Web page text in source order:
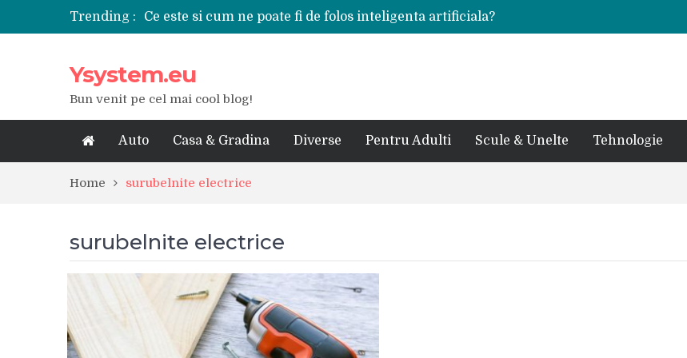
Trending :
Ce este si cum ne poate fi de folos inteligenta artificiala?
Tipuri de polizoare de care este nevoie intr-un atelier
De ce poate fi riscant consumul de bauturi alcoolice?
Ce marca auto sa aleg dintre Mercedes, Audi si BMW?
Merita sa aleg un gard din fier forjat pentru curtea casei?
Cele mai bune smartphone-uri lansate in anul 2024
Modul in care a evoluat tehnologia in ultimul secol
iPhone 16Pro Max sau Samsung Galaxy S24 Ultra?
Ysystem.eu
Bun venit pe cel mai cool blog!
Auto Casa & Gradina Diverse Pentru Adulti Scule & Unelte Tehnologie
Home surubelnite electrice
surubelnite electrice